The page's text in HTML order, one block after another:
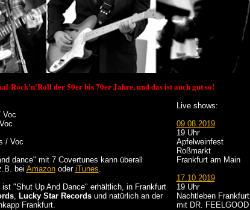
Rock'n'Roll der 50er bis 70er Jahre, und das ist auch gut so!
Voc
/ Voc
dance" mit 7 Covertunes kann überall
bei Amazonoder iTunes.
"Shut Up And Dance" erhältlich, in Frankfurt
, Lucky Star Recordsund natürlich an der
Frankfurt.
Live shows:
09.08.2019
19 Uhr
Apfelweinfest
Roßmarkt
Frankfurt am Main
17.10.2019
19 Uhr
Nachtleben Frankfurt
mit DR. FEELGOOD